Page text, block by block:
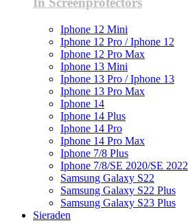
Iphone 12 Mini
Iphone 12 Pro / Iphone 12
Iphone 12 Pro Max
Iphone 13 Mini
Iphone 13 Pro / Iphone 13
Iphone 13 Pro Max
Iphone 14
Iphone 14 Plus
Iphone 14 Pro
Iphone 14 Pro Max
Iphone 7/8 Plus
Iphone 7/8/SE 2020/SE 2022
Samsung Galaxy S22
Samsung Galaxy S22 Plus
Samsung Galaxy S23 Plus
Sieraden